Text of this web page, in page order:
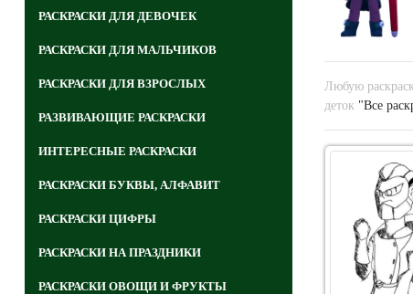
РАСКРАСКИ ДЛЯ ДЕВОЧЕК
РАСКРАСКИ ДЛЯ МАЛЬЧИКОВ
РАСКРАСКИ ДЛЯ ВЗРОСЛЫХ
РАЗВИВАЮЩИЕ РАСКРАСКИ
ИНТЕРЕСНЫЕ РАСКРАСКИ
РАСКРАСКИ БУКВЫ, АЛФАВИТ
РАСКРАСКИ ЦИФРЫ
РАСКРАСКИ НА ПРАЗДНИКИ
РАСКРАСКИ ОВОЩИ И ФРУКТЫ
Любую
деток "Все